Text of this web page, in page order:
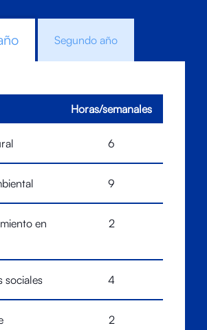
Segundo año
Horas/semanales
6
9
en
2
sociales 4
2